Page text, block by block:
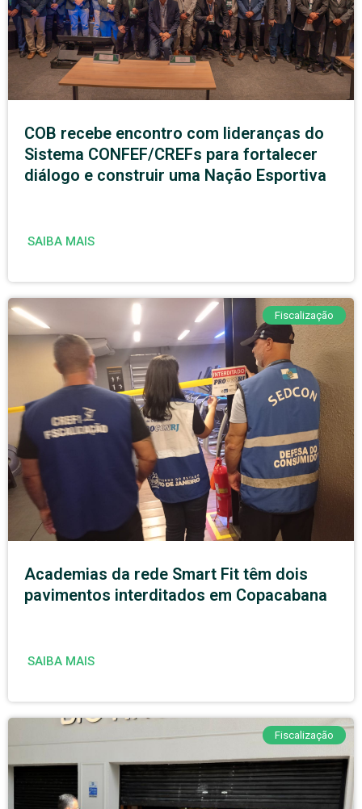
COB recebe encontro com lideranças do
Sistema CONFEF/CREFs para fortalecer
diálogo e construir uma Nação Esportiva
SAIBA MAIS
Fiscalização
Academias da rede Smart Fit têm dois
pavimentos interditados em Copacabana
SAIBA MAIS
Fiscalização